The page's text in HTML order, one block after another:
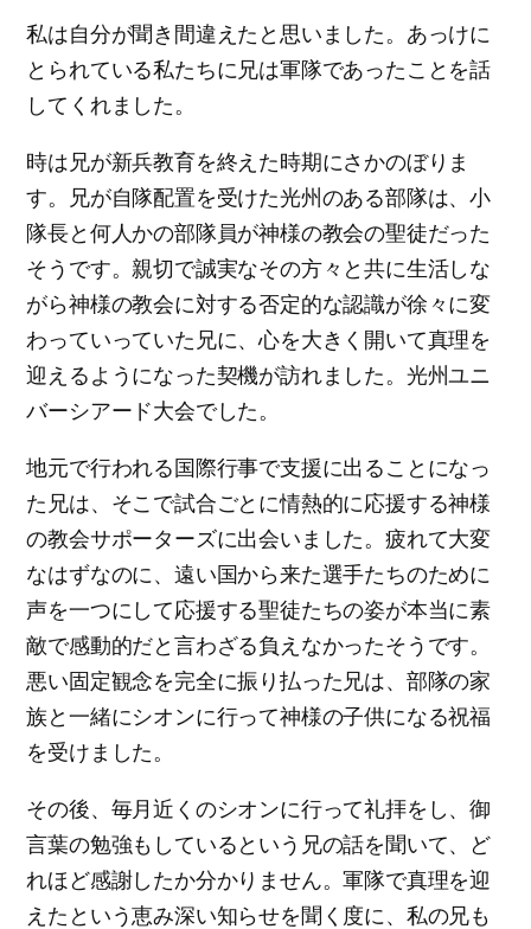
私は自分が聞き間違えたと思いました。あっけに
とられている私たちに兄は軍隊であったことを話
してくれました。
時は兄が新兵教育を終えた時期にさかのぼりま
す。兄が自隊配置を受けた光州のある部隊は、小
隊長と何人かの部隊員が神様の教会の聖徒だった
そうです。親切で誠実なその方々と共に生活しな
がら神様の教会に対する否定的な認識が徐々に変
わっていっていた兄に、心を大きく開いて真理を
迎えるようになった契機が訪れました。光州ユニ
バーシアード大会でした。
地元で行われる国際行事で支援に出ることになっ
た兄は、そこで試合ごとに情熱的に応援する神様
の教会サポーターズに出会いました。疲れて大変
なはずなのに、遠い国から来た選手たちのために
声を一つにして応援する聖徒たちの姿が本当に素
敵で感動的だと言わざる負えなかったそうです。
悪い固定観念を完全に振り払った兄は、部隊の家
族と一緒にシオンに行って神様の子供になる祝福
を受けました。
その後、毎月近くのシオンに行って礼拝をし、御
言葉の勉強もしているという兄の話を聞いて、ど
れほど感謝したか分かりません。軍隊で真理を迎
えたという恵み深い知らせを聞く度に、私の兄も